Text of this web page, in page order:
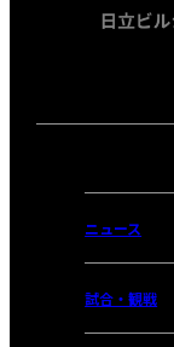
ニュース
試合・観戦